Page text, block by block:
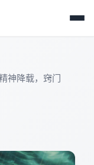
神降载，窍门